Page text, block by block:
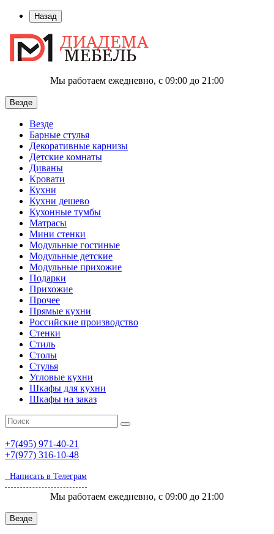
Назад
Мы работаем ежедневно, с 09:00 до 21:00
Везде
Везде
Барные стулья
Декоративные карнизы
Детские комнаты
Диваны
Кровати
Кухни
Кухни дешево
Кухонные тумбы
Матрасы
Мини стенки
Модульные гостиные
Модульные детские
Модульные прихожие
Подарки
Прихожие
Прочее
Прямые кухни
Российские производство
Стенки
Стиль
Столы
Стулья
Угловые кухни
Шкафы для кухни
Шкафы на заказ
+7(495) 971-40-21
+7(977) 316-10-48
Написать в Телеграм
Мы работаем ежедневно, с 09:00 до 21:00
Везде